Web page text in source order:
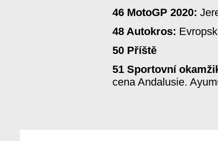
46 MotoGP 2020:
48 Autokros:
50 Příště
51 Sportovní
cena Andalusie.